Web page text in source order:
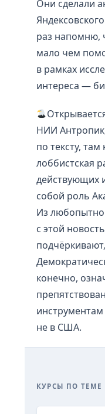
Они сделали
раз напомню,
мало чем
в рамках
интереса —
НИИ
по тексту,
лоббистская
действующих
собой роль
Из
с этой
конечно,
не в США.
КУРСЫ ПО ТЕМЕ